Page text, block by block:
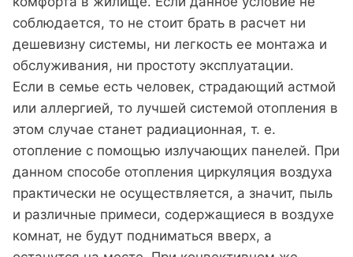
соблюдается, то не стоит брать в расчет ни
дешевизну системы, ни легкость ее монтажа и
обслуживания, ни простоту эксплуатации.
Если в семье есть человек, страдающий астмой
или аллергией, то лучшей системой отопления в
этом случае станет радиационная, т. е.
отопление с помощью излучающих панелей. При
данном способе отопления циркуляция воздуха
практически не осуществляется, а значит, пыль
и различные примеси, содержащиеся в воздухе
комнат, не будут подниматься вверх, а